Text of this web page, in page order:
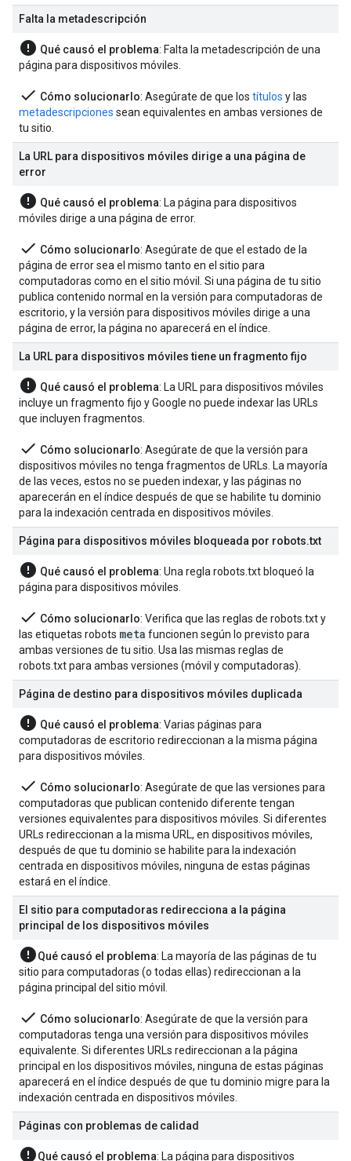
Falta la metadescripción
error Qué causó el problema: Falta la metadescripción de una
página para dispositivos móviles.
done Cómo solucionarlo: Asegúrate de que los títulos y las
metadescripciones sean equivalentes en ambas versiones de
tu sitio.
La URL para dispositivos móviles dirige a una página de
error
error Qué causó el problema: La página para dispositivos
móviles dirige a una página de error.
done Cómo solucionarlo: Asegúrate de que el estado de la
página de error sea el mismo tanto en el sitio para
computadoras como en el sitio móvil. Si una página de tu sitio
publica contenido normal en la versión para computadoras de
escritorio, y la versión para dispositivos móviles dirige a una
página de error, la página no aparecerá en el índice.
La URL para dispositivos móviles tiene un fragmento fijo
error Qué causó el problema: La URL para dispositivos móviles
incluye un fragmento fijo y Google no puede indexar las URLs
que incluyen fragmentos.
done Cómo solucionarlo: Asegúrate de que la versión para
dispositivos móviles no tenga fragmentos de URLs. La mayoría
de las veces, estos no se pueden indexar, y las páginas no
aparecerán en el índice después de que se habilite tu dominio
para la indexación centrada en dispositivos móviles.
Página para dispositivos móviles bloqueada por robots.txt
error Qué causó el problema: Una regla robots.txt bloqueó la
página para dispositivos móviles.
done Cómo solucionarlo: Verifica que las reglas de robots.txt y
las etiquetas robots meta funcionen según lo previsto para
ambas versiones de tu sitio. Usa las mismas reglas de
robots.txt para ambas versiones (móvil y computadoras).
Página de destino para dispositivos móviles duplicada
error Qué causó el problema: Varias páginas para
computadoras de escritorio redireccionan a la misma página
para dispositivos móviles.
done Cómo solucionarlo: Asegúrate de que las versiones para
computadoras que publican contenido diferente tengan
versiones equivalentes para dispositivos móviles. Si diferentes
URLs redireccionan a la misma URL, en dispositivos móviles,
después de que tu dominio se habilite para la indexación
centrada en dispositivos móviles, ninguna de estas páginas
estará en el índice.
El sitio para computadoras redirecciona a la página
principal de los dispositivos móviles
errorQué causó el problema: La mayoría de las páginas de tu
sitio para computadoras (o todas ellas) redireccionan a la
página principal del sitio móvil.
done Cómo solucionarlo: Asegúrate de que la versión para
computadoras tenga una versión para dispositivos móviles
equivalente. Si diferentes URLs redireccionan a la página
principal en los dispositivos móviles, ninguna de estas páginas
aparecerá en el índice después de que tu dominio migre para la
indexación centrada en dispositivos móviles.
Páginas con problemas de calidad
errorQué causó el problema: La página para dispositivos